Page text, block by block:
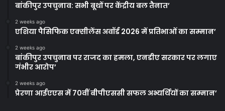
बांकीपुर उपचुनाव: सभी बूथों पर केंद्रीय बल तैनात’
2 weeks ago
एशिया पैसिफिक एक्सीलेंस अवॉर्ड 2026 में प्रतिभाओं का सम्मान’
2 weeks ago
बांकीपुर उपचुनाव पर राजद का हमला, एनडीए सरकार पर लगाए
गंभीर आरोप’
2 weeks ago
प्रेरणा आईएएस में 70वीं बीपीएससी सफल अभ्यर्थियों का सम्मान’